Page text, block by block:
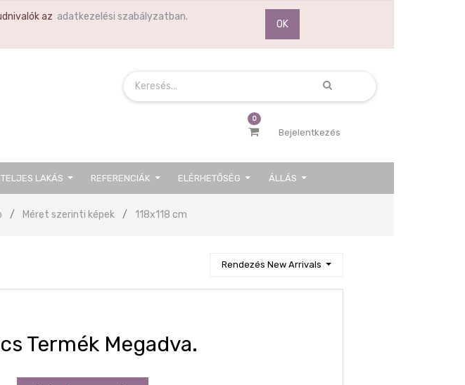
az adatkezelési szabályzatban.
OK
0
Bejelentkezés
TELJES LAKÁS REFERENCIÁK ELÉRHETŐSÉG ÁLLÁS
Méret szerinti képek 118x118 cm
Rendezés New Arrivals
Termék Megadva.